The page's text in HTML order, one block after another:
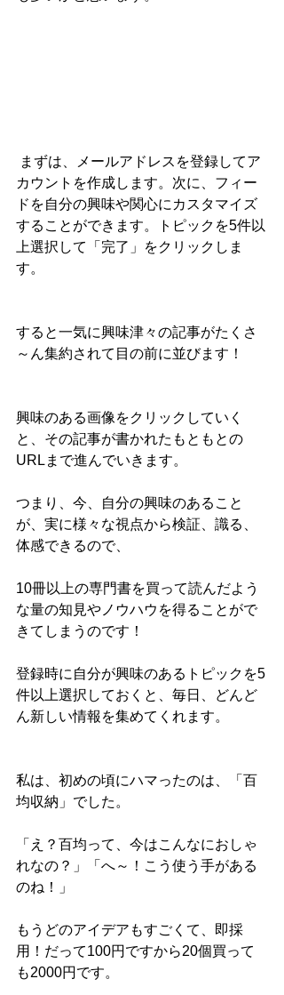
カウントを作成します。次に、フィー
ドを自分の興味や関心にカスタマイズ
することができます。トピックを5件以
上選択して「完了」をクリックしま
す。
すると一気に興味津々の記事がたくさ
～ん集約されて目の前に並びます！
興味のある画像をクリックしていく
と、その記事が書かれたもともとの
URLまで進んでいきます。
つまり、今、自分の興味のあること
が、実に様々な視点から検証、識る、
体感できるので、
10冊以上の専門書を買って読んだよう
な量の知見やノウハウを得ることがで
きてしまうのです！
登録時に自分が興味のあるトピックを5
件以上選択しておくと、毎日、どんど
ん新しい情報を集めてくれます。
私は、初めの頃にハマったのは、「百
均収納」でした。
「え？百均って、今はこんなにおしゃ
れなの？」「へ～！こう使う手がある
のね！」
もうどのアイデアもすごくて、即採
用！だって100円ですから20個買って
も2000円です。